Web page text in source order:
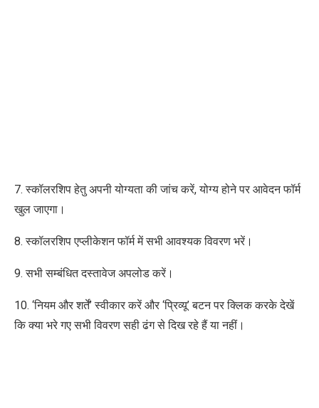
7. स्कॉलरशिप हेतु अपनी योग्यता की जांच करें, योग्य होने पर आवेदन फॉर्म
खुल जाएगा।
8. स्कॉलरशिप एप्लीकेशन फॉर्म में सभी आवश्यक विवरण भरें।
9. सभी सम्बंधित दस्तावेज अपलोड करें।
10. ‘नियम और शर्तें’ स्वीकार करें और ‘प्रिव्यू’ बटन पर क्लिक करके देखें
कि क्या भरे गए सभी विवरण सही ढंग से दिख रहे हैं या नहीं।